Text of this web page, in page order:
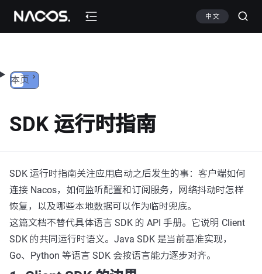
跳转到内容 中文
本页
SDK 运行时指南
SDK 运行时指南关注应用启动之后发生的事：客户端如何
连接 Nacos，如何监听配置和订阅服务，网络抖动时怎样
恢复，以及哪些本地数据可以作为临时兜底。
这篇文档不替代具体语言 SDK 的 API 手册。它说明 Client
SDK 的共同运行时语义。Java SDK 是当前基准实现，
Go、Python 等语言 SDK 会按语言能力逐步对齐。